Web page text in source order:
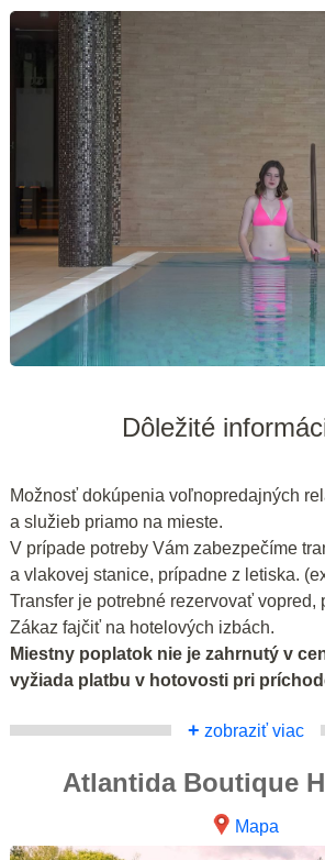
Dôležité
Možnosť dokúpenia voľnopredajných
a služieb priamo na mieste.
V prípade potreby Vám zabezpečíme
a vlakovej stanice, prípadne z letiska.
Transfer je potrebné rezervovať vopred,
Zákaz fajčiť na hotelových izbách.
Miestny poplatok nie je zahrnutý v
vyžiada platbu v hotovosti pri
+ zobraziť viac
Atlantida Boutique
Mapa